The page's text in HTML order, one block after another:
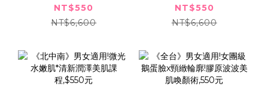
成!杏仁靚顏x美妍肌
泌,550元
NT$550
NT$6,600
級！靚顏淨透x無痛
美膚術,550元
NT$550
NT$6,600